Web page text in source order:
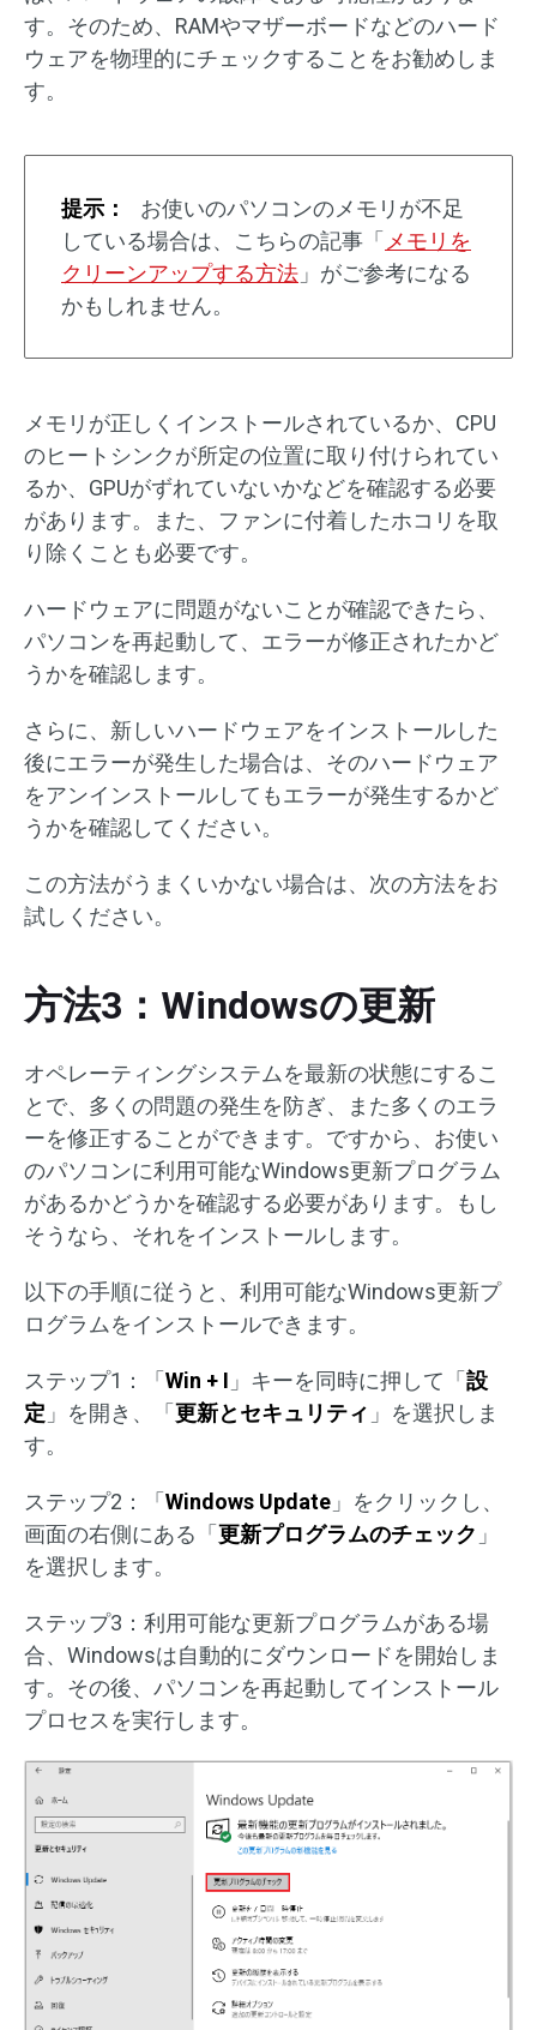
す。そのため、RAMやマザーボードなどのハード
ウェアを物理的にチェックすることをお勧めしま
す。
提示：
お使いのパソコンのメモリが不足
している場合は、こちらの記事「 メモリを
クリーンアップする方法 」がご参考になる
かもしれません。
メモリが正しくインストールされているか、CPU
のヒートシンクが所定の位置に取り付けられてい
るか、GPUがずれていないかなどを確認する必要
があります。また、ファンに付着したホコリを取
り除くことも必要です。
ハードウェアに問題がないことが確認できたら、
パソコンを再起動して、エラーが修正されたかど
うかを確認します。
さらに、新しいハードウェアをインストールした
後にエラーが発生した場合は、そのハードウェア
をアンインストールしてもエラーが発生するかど
うかを確認してください。
この方法がうまくいかない場合は、次の方法をお
試しください。
方法3：Windowsの更新
オペレーティングシステムを最新の状態にするこ
とで、多くの問題の発生を防ぎ、また多くのエラ
ーを修正することができます。ですから、お使い
のパソコンに利用可能なWindows更新プログラム
があるかどうかを確認する必要があります。もし
そうなら、それをインストールします。
以下の手順に従うと、利用可能なWindows更新プ
ログラムをインストールできます。
ステップ1：「Win + I 」キーを同時に押して「設
定 」を開き、「更新とセキュリティ 」を選択しま
す。
ステップ2：「Windows Update 」をクリックし、
画面の右側にある「更新プログラムのチェック 」
を選択します。
ステップ3：利用可能な更新プログラムがある場
合、Windowsは自動的にダウンロードを開始しま
す。その後、パソコンを再起動してインストール
プロセスを実行します。